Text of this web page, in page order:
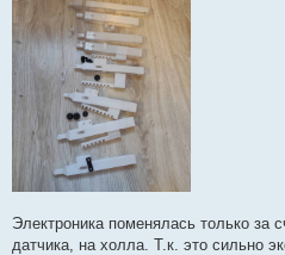
Электроника поменялась только за
датчика, на холла. Т.к. это сильно